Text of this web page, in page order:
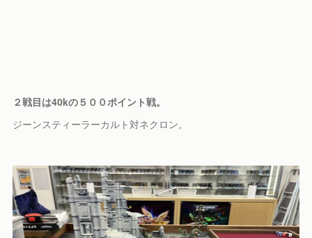
２戦目は40kの５００ポイント戦。
ジーンスティーラーカルト対ネクロン。